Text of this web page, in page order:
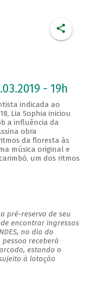
- 19h
indicada ao
Lia Sophia iniciou
a influência da
obra
da floresta às
música original e
um dos ritmos
pré-reserva de seu
encontrar ingressos
no dia do
receberá
estando o
à lotação